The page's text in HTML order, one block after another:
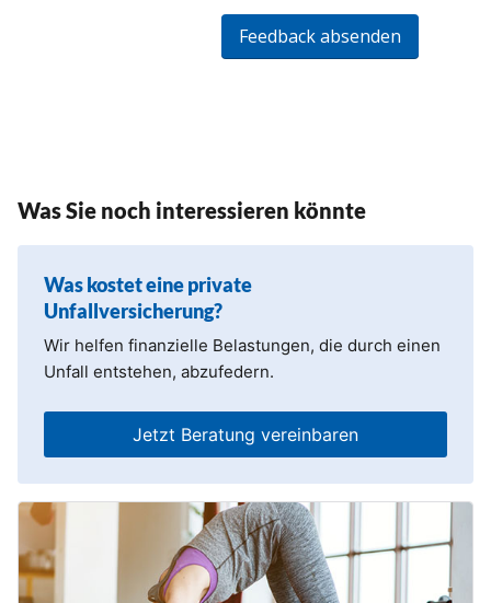
Was Sie noch interessieren könnte
Was kostet eine private
Unfallversicherung?
Wir helfen finanzielle Belastungen, die durch einen
Unfall entstehen, abzufedern.
Jetzt Beratung vereinbaren